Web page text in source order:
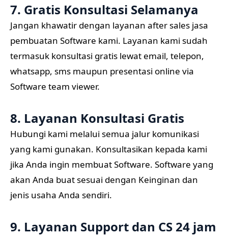
7. Gratis Konsultasi Selamanya
Jangan khawatir dengan layanan after sales jasa
pembuatan Software kami. Layanan kami sudah
termasuk konsultasi gratis lewat email, telepon,
whatsapp, sms maupun presentasi online via
Software team viewer.
8. Layanan Konsultasi Gratis
Hubungi kami melalui semua jalur komunikasi
yang kami gunakan. Konsultasikan kepada kami
jika Anda ingin membuat Software. Software yang
akan Anda buat sesuai dengan Keinginan dan
jenis usaha Anda sendiri.
9. Layanan Support dan CS 24 jam